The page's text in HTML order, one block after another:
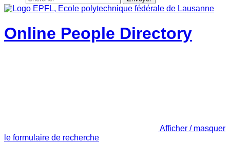
Online People Directory
Afficher / masquer
le formulaire de recherche